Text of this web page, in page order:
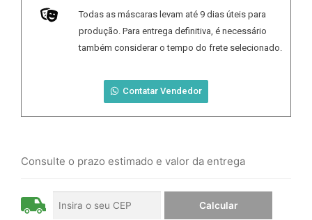
Todas as máscaras levam até 9 dias úteis para
produção. Para entrega definitiva, é necessário
também considerar o tempo do frete selecionado.
Contatar Vendedor
Consulte o prazo estimado e valor da entrega